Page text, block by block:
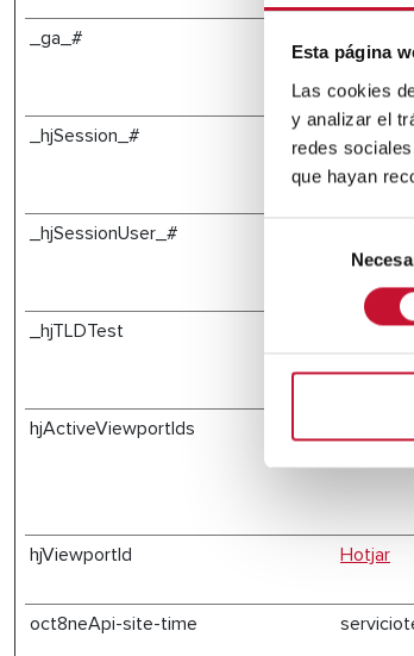
Esta página
Las cookies
y analizar el
redes
que hayan
consentimiento
_ga_# Google
_hjSession_# Hotjar
_hjSessionUser_#
_hjTLDTest Hotjar
hjActiveViewportIds
hjViewportId Hotjar
oct8neApi-site-time